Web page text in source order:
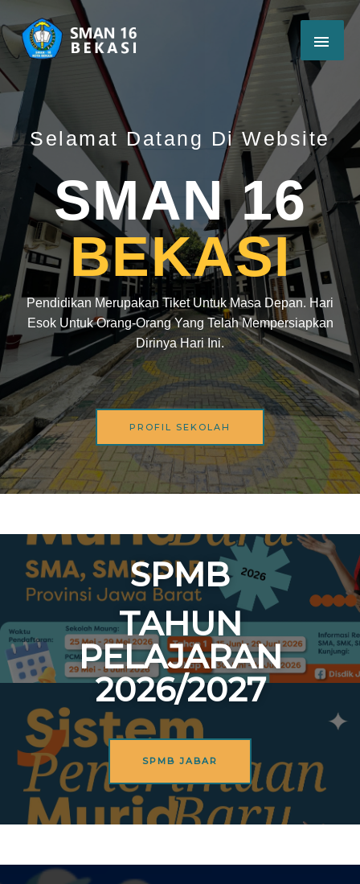
Selamat Datang Di Website
SMAN 16
BEKASI
Pendidikan Merupakan Tiket Untuk Masa Depan. Hari
Esok Untuk Orang-Orang Yang Telah Mempersiapkan
Dirinya Hari Ini.
PROFIL SEKOLAH
SPMB
TAHUN
PELAJARAN
2026/2027
SPMB JABAR